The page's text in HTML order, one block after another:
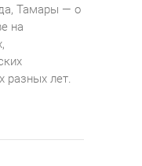
Тамары — о
на
разных лет.